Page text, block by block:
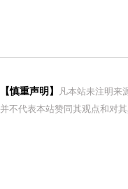
【慎重声明】
凡本站未注明来
并不代表本站赞同其观点和对